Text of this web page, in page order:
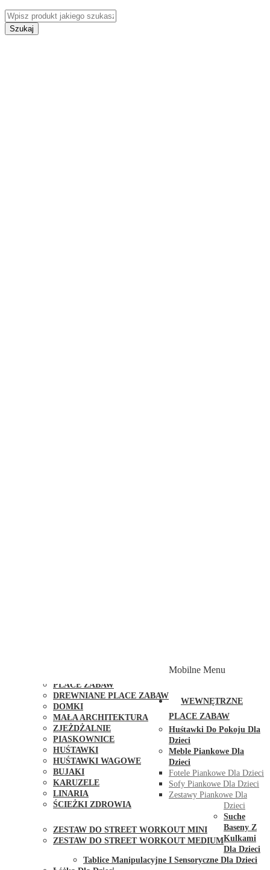
Szukaj
PLACE ZABAW
DREWNIANE PLACE ZABAW
DOMKI
MAŁA ARCHITEKTURA
ZJEŻDŻALNIE
PIASKOWNICE
HUŚTAWKI
HUŚTAWKI WAGOWE
BUJAKI
KARUZELE
LINARIA
ŚCIEŻKI ZDROWIA
ZESTAW DO STREET WORKOUT MINI
ZESTAW DO STREET WORKOUT MEDIUM
Mobilne Menu
WEWNĘTRZNE
PLACE ZABAW
Huśtawki Do Pokoju Dla
Dzieci
Meble Piankowe Dla
Dzieci
Fotele Piankowe Dla Dzieci
Sofy Piankowe Dla Dzieci
Zestawy Piankowe Dla
Dzieci
Suche
Baseny Z
Kulkami
Dla Dzieci
Tablice Manipulacyjne I Sensoryczne Dla Dzieci